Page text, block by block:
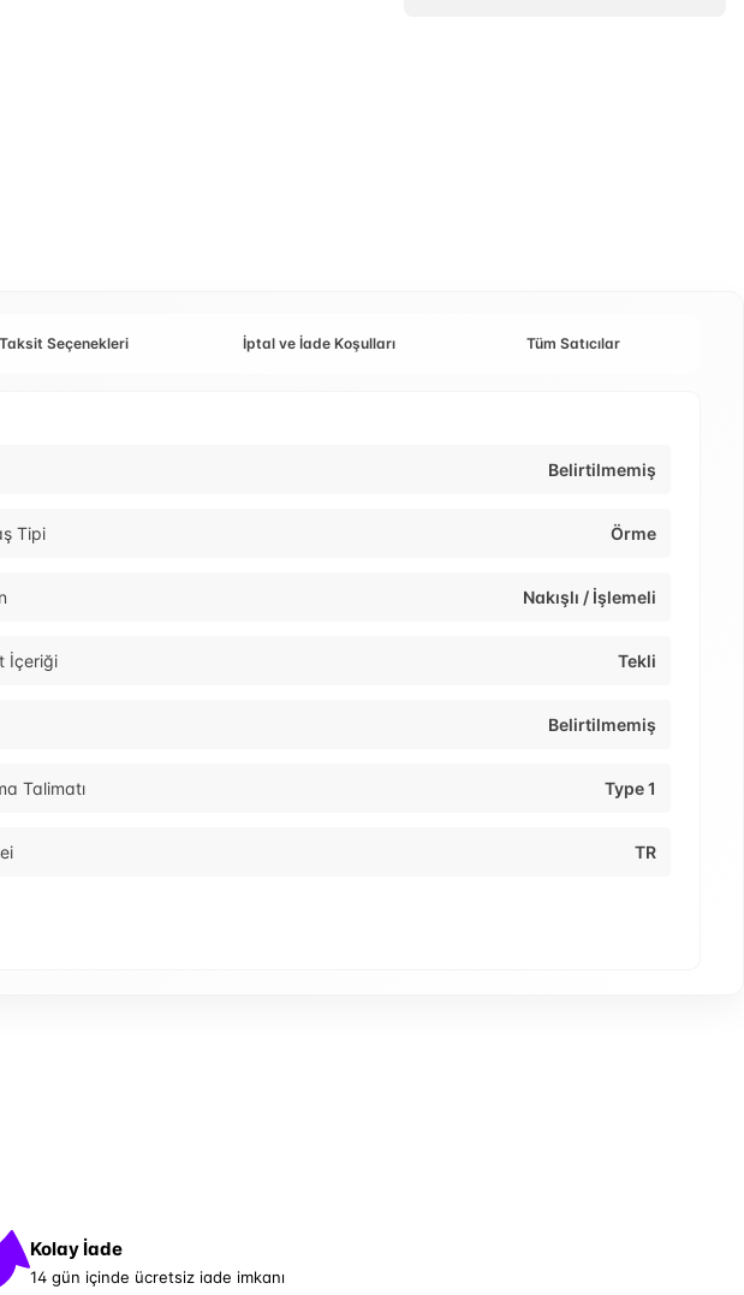
Taksit Seçenekleri İptal ve İade Koşulları Tüm Satıcılar
Belirtilmemiş
Tipi Örme
Nakışlı / İşlemeli
İçeriği Tekli
Belirtilmemiş
Talimatı Type 1
TR
Kolay İade
14 gün içinde ücretsiz iade imkanı